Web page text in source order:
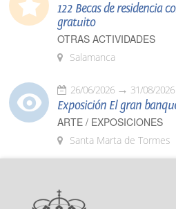
122 Becas de residencia
gratuito
OTRAS ACTIVIDADES
Salamanca
26/06/2026 31/08/2026
Exposición El gran
ARTE / EXPOSICIONES
Santa Marta de Tormes